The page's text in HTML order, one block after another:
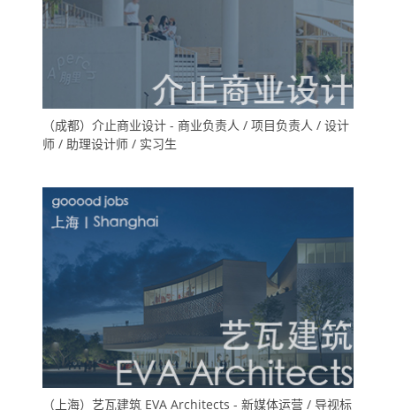
（成都）介止商业设计 - 商业负责人 / 项目负责人 / 设计
师 / 助理设计师 / 实习生
（上海）艺瓦建筑 EVA Architects - 新媒体运营 / 导视标